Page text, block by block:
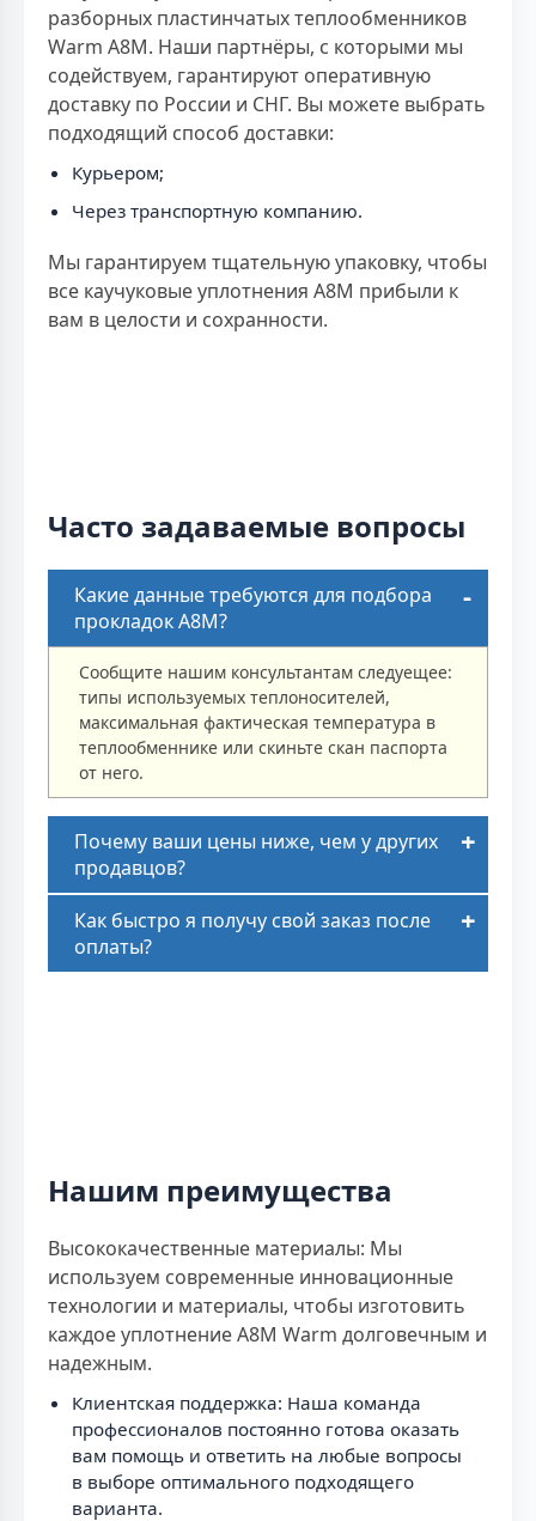
разборных пластинчатых теплообменников
Warm A8M. Наши партнёры, с которыми мы
содействуем, гарантируют оперативную
доставку по России и СНГ. Вы можете выбрать
подходящий способ доставки:
Курьером;
Через транспортную компанию.
Мы гарантируем тщательную упаковку, чтобы
все каучуковые уплотнения A8M прибыли к
вам в целости и сохранности.
Часто задаваемые вопросы
Какие данные требуются для подбора
прокладок A8M?
Сообщите нашим консультантам следуещее:
типы используемых теплоносителей,
максимальная фактическая температура в
теплообменнике или скиньте скан паспорта
от него.
Почему ваши цены ниже, чем у других
продавцов?
Как быстро я получу свой заказ после
оплаты?
Нашим преимущества
Высококачественные материалы: Мы
используем современные инновационные
технологии и материалы, чтобы изготовить
каждое уплотнение A8M Warm долговечным и
надежным.
Клиентская поддержка: Наша команда
профессионалов постоянно готова оказать
вам помощь и ответить на любые вопросы
в выборе оптимального подходящего
варианта.